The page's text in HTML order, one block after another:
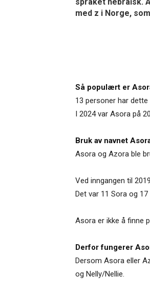
med z i Norge,
Så populært er
13 personer har dette
I 2024 var Asora på
Bruk av navnet
Asora og Azora ble
Ved inngangen til
Det var 11 Sora og
Asora er ikke å finne
Derfor fungerer
Dersom Asora eller
og Nelly/Nellie.